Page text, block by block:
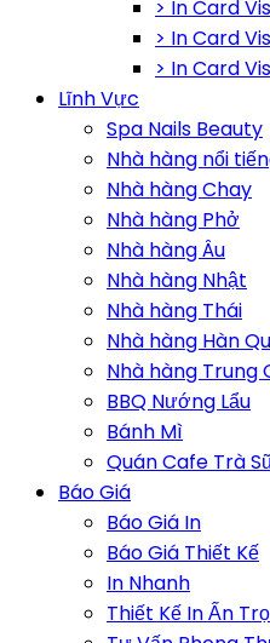
> In Card
> In Card
> In Card
Lĩnh Vực
Spa Nails Beauty
Nhà hàng nổi
Nhà hàng Chay
Nhà hàng Phở
Nhà hàng Âu
Nhà hàng Nhật
Nhà hàng Thái
Nhà hàng Hàn
Nhà hàng Trung
BBQ Nướng Lẩu
Bánh Mì
Quán Cafe Trà
Báo Giá
Báo Giá In
Báo Giá Thiết Kế
In Nhanh
Thiết Kế In Ấn